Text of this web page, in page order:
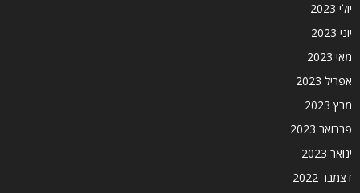
יולי 2023
יוני 2023
מאי 2023
אפריל 2023
מרץ 2023
פברואר 2023
ינואר 2023
דצמבר 2022